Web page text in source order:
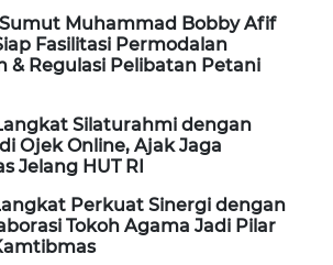
Muhammad Bobby Afif
Fasilitasi Permodalan
& Regulasi Pelibatan Petani
Silaturahmi dengan
Ojek Online, Ajak Jaga
Jelang HUT RI
Perkuat Sinergi dengan
Tokoh Agama Jadi Pilar